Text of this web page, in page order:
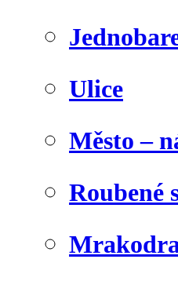
Ulice
Město –
Roubené